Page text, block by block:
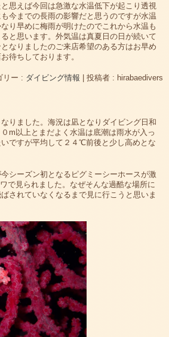
思えば今回は急激な水温低下が起こり透視
今までの長雨の影響だと思うのですが水温
り早めに梅雨が明けたのでこれから水温も
と思います。外気温は真夏日の日が続いて
なりましたのご来店希望のある方はお早め
待ちしております。
リー : ダイビング情報 投稿者 : hirabaedivers
りました。海況は凪となりダイビング日和
m以上とまだよく水温は底潮は雨水が入っ
ですが平均して２４℃前後と少し高めとな
シーズン初となるピグミーシーホースが激
で見られました。なぜそんな過酷な場所に
されていなくなるまで見に行こうと思いま